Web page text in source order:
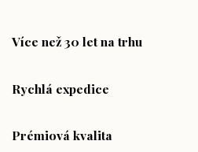
Více než 30 let na trhu
Rychlá expedice
Prémiová kvalita